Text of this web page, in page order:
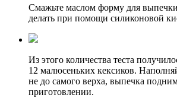
Смажьте маслом форму для
делать при помощи силиконовой
Из этого количества теста
12 малюсеньких кексиков.
не до самого верха, выпечка
приготовлении.